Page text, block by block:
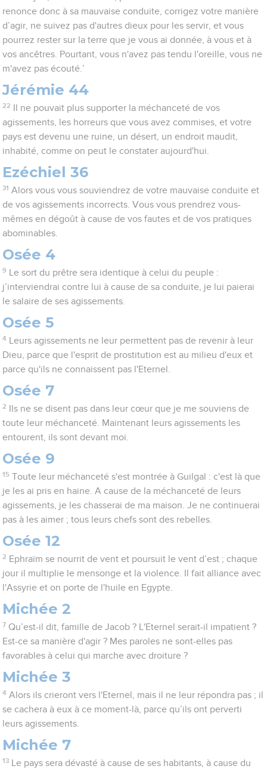
renonce donc à sa mauvaise conduite, corrigez votre manière
d’agir, ne suivez pas d'autres dieux pour les servir, et vous
pourrez rester sur la terre que je vous ai donnée, à vous et à
vos ancêtres. Pourtant, vous n'avez pas tendu l'oreille, vous ne
m'avez pas écouté.’
Jérémie 44
22
Il ne pouvait plus supporter la méchanceté de vos
agissements, les horreurs que vous avez commises, et votre
pays est devenu une ruine, un désert, un endroit maudit,
inhabité, comme on peut le constater aujourd'hui.
Ezéchiel 36
31 Alors vous vous souviendrez de votre mauvaise conduite et
de vos agissements incorrects. Vous vous prendrez vous-
mêmes en dégoût à cause de vos fautes et de vos pratiques
abominables.
Osée 4
9
Le sort du prêtre sera identique à celui du peuple :
j’interviendrai contre lui à cause de sa conduite, je lui paierai
le salaire de ses agissements.
Osée 5
4
Leurs agissements ne leur permettent pas de revenir à leur
Dieu, parce que l'esprit de prostitution est au milieu d'eux et
parce qu'ils ne connaissent pas l'Eternel.
Osée 7
2
Ils ne se disent pas dans leur cœur que je me souviens de
toute leur méchanceté. Maintenant leurs agissements les
entourent, ils sont devant moi.
Osée 9
15 Toute leur méchanceté s'est montrée à Guilgal : c'est là que
je les ai pris en haine. A cause de la méchanceté de leurs
agissements, je les chasserai de ma maison. Je ne continuerai
pas à les aimer ; tous leurs chefs sont des rebelles.
Osée 12
2 Ephraïm se nourrit de vent et poursuit le vent d’est ; chaque
jour il multiplie le mensonge et la violence. Il fait alliance avec
l'Assyrie et on porte de l'huile en Egypte.
Michée 2
7 Qu’est-il dit, famille de Jacob ? L'Eternel serait-il impatient ?
Est-ce sa manière d'agir ? Mes paroles ne sont-elles pas
favorables à celui qui marche avec droiture ?
Michée 3
4 Alors ils crieront vers l'Eternel, mais il ne leur répondra pas ; il
se cachera à eux à ce moment-là, parce qu’ils ont perverti
leurs agissements.
Michée 7
13
Le pays sera dévasté à cause de ses habitants, à cause du